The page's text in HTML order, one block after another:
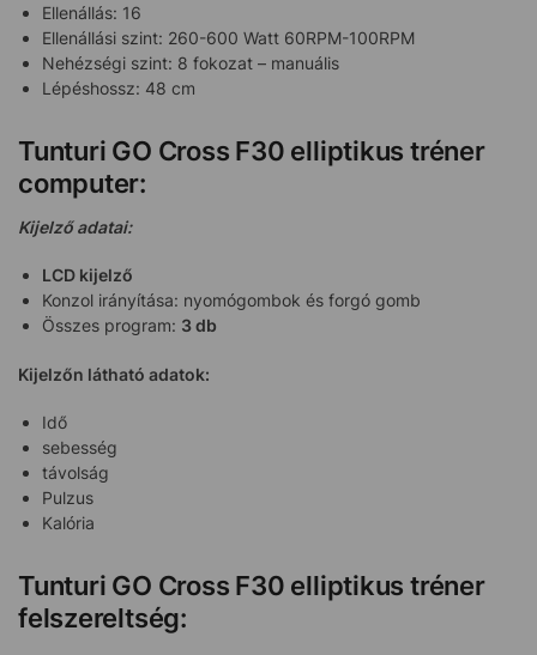
Ellenállás: 16
Ellenállási szint: 260-600 Watt 60RPM-100RPM
Nehézségi szint: 8 fokozat – manuális
Lépéshossz: 48 cm
Tunturi GO Cross F30 elliptikus tréner
computer:
Kijelző adatai:
LCD kijelző
Konzol irányítása: nyomógombok és forgó gomb
Összes program: 3 db
Kijelzőn látható adatok:
Idő
sebesség
távolság
Pulzus
Kalória
Tunturi GO Cross F30 elliptikus tréner
felszereltség: